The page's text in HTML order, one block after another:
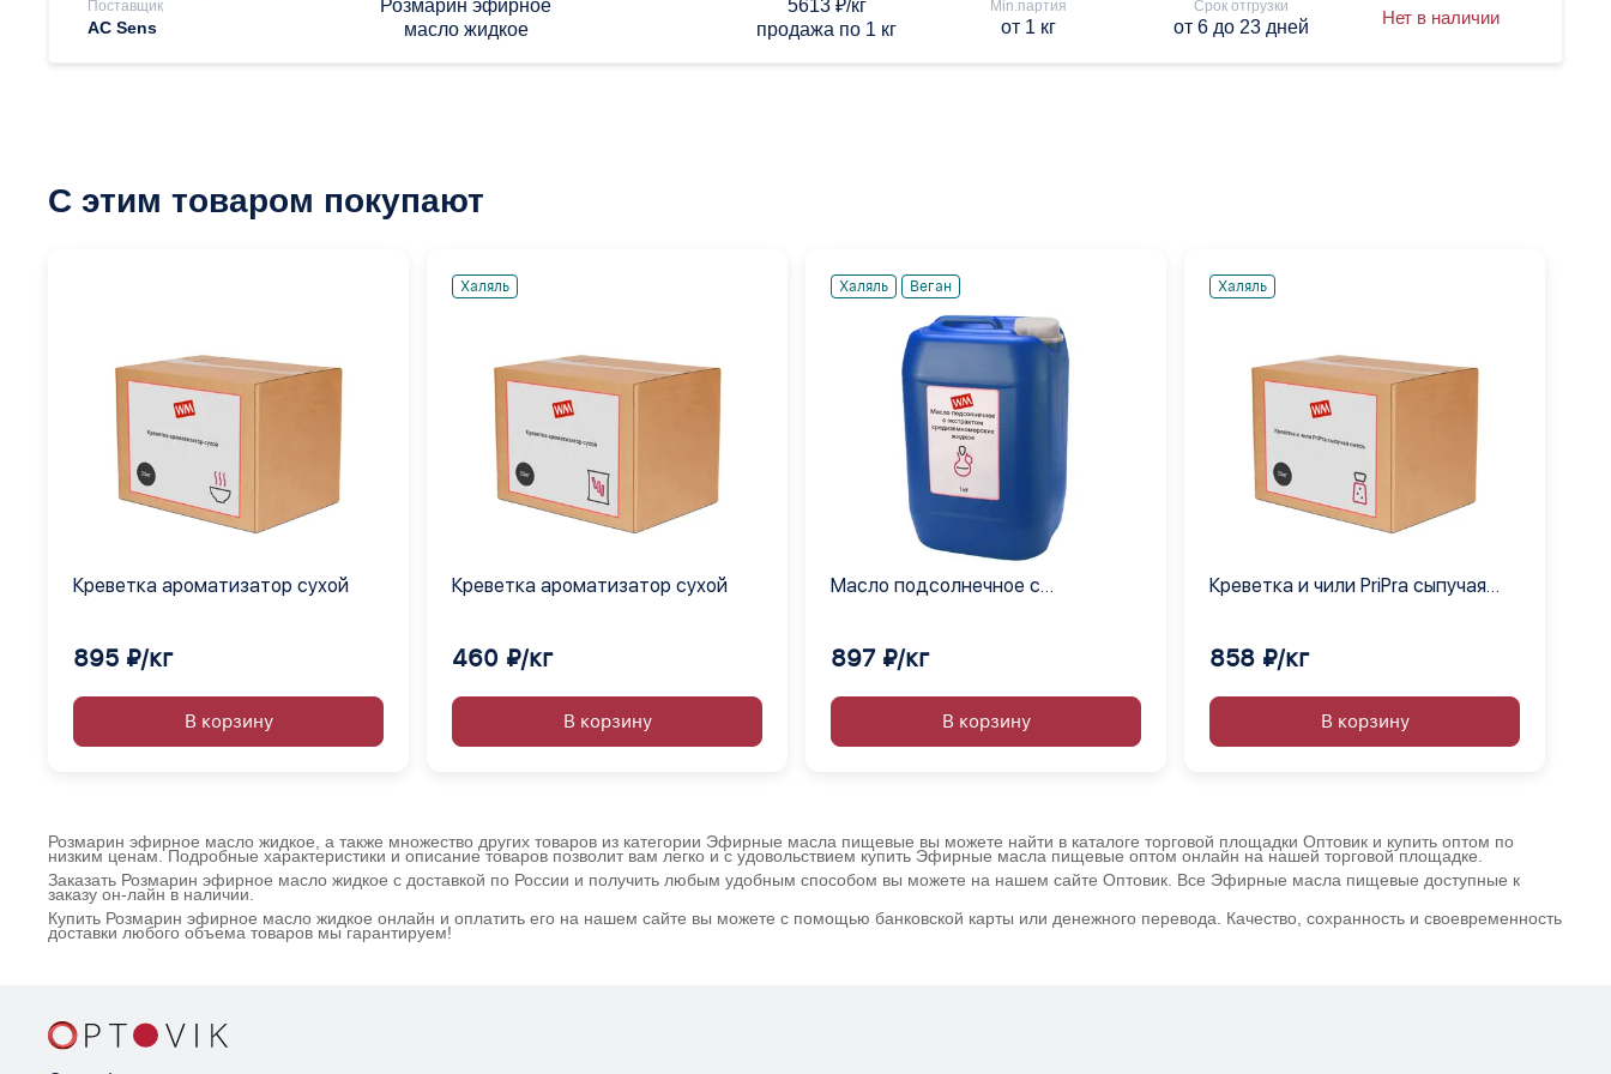
Поставщик
AC Sens
Розмарин эфирное
масло жидкое
5613 ₽/кг
продажа по 1 кг
Min.партия
от 1 кг
Срок отгрузки
от 6 до 23 дней Нет в наличии
С этим товаром покупают
Креветка ароматизатор сухой
895 ₽/кг
В корзину
Халяль
Креветка ароматизатор сухой
460 ₽/кг
В корзину
Халяль Веган
Масло подсолнечное с
жидкое
897 ₽/кг
В корзину
Халяль
Креветка и чили PriPra сыпучая
858 ₽/кг
В корзину
Розмарин эфирное масло жидкое, а также множество других товаров из категории Эфирные масла пищевые вы можете найти в каталоге торговой площадки Оптовик и купить оптом по
низким ценам. Подробные характеристики и описание товаров позволит вам легко и с удовольствием купить Эфирные масла пищевые оптом онлайн на нашей торговой площадке.
Заказать Розмарин эфирное масло жидкое с доставкой по России и получить любым удобным способом вы можете на нашем сайте Оптовик. Все Эфирные масла пищевые доступные к
заказу он-лайн в наличии.
Купить Розмарин эфирное масло жидкое онлайн и оплатить его на нашем сайте вы можете с помощью банковской карты или денежного перевода. Качество, сохранность и своевременность
доставки любого объема товаров мы гарантируем!